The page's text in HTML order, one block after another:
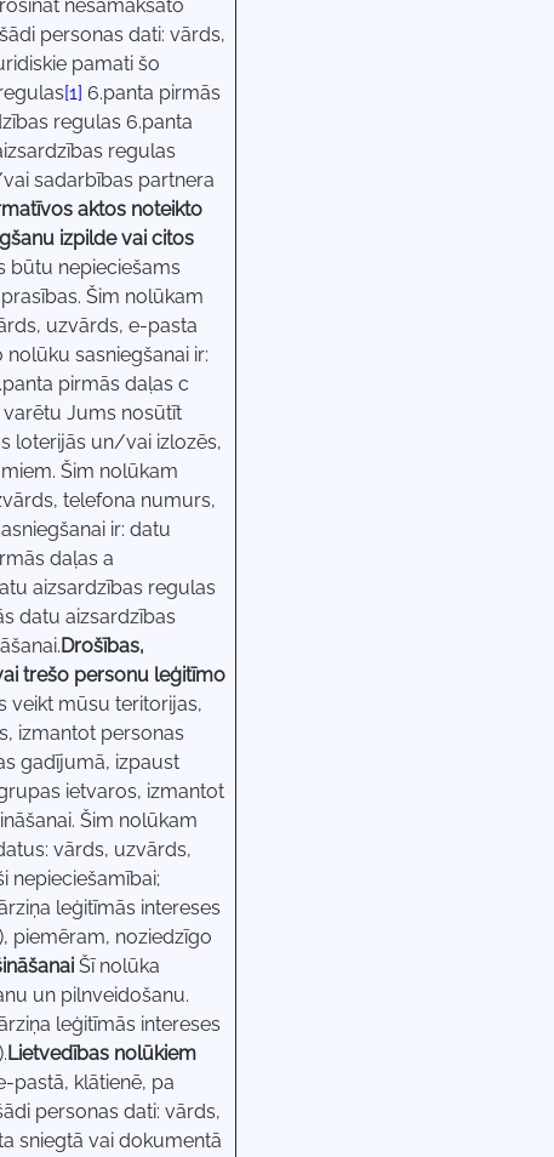
nesamaksāto
personas dati: vārds,
pamati šo
[1] 6.panta pirmās
regulas 6.panta
regulas
sadarbības partnera
aktos noteikto
izpilde vai citos
būtu nepieciešams
Šim nolūkam
uzvārds, e-pasta
sasniegšanai ir:
pirmās daļas c
Jums nosūtīt
loterijās un/vai izlozēs,
Šim nolūkam
telefona numurs,
ir: datu
daļas a
aizsardzības regulas
datu aizsardzības
Drošības,
trešo personu leģitīmo
veikt mūsu teritorijas,
izmantot personas
gadījumā, izpaust
ietvaros, izmantot
Šim nolūkam
vārds, uzvārds,
nepieciešamībai;
leģitīmās intereses
piemēram, noziedzīgo
Šī nolūka
un pilnveidošanu.
leģitīmās intereses
Lietvedības nolūkiem
pastā, klātienē, pa
personas dati: vārds,
sniegtā vai dokumentā